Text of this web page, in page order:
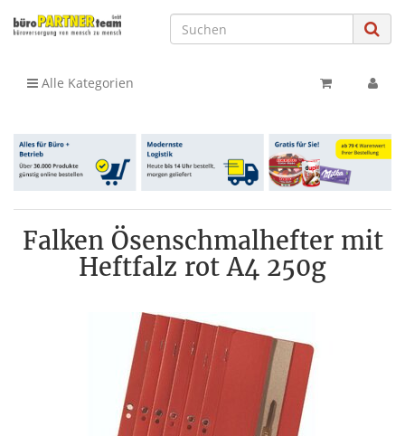
Alle Kategorien
Falken Ösenschmalhefter mit
Heftfalz rot A4 250g